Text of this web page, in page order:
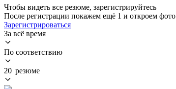
Чтобы видеть все резюме, зарегистрируйтесь
После регистрации покажем ещё 1 и откроем фото
Зарегистрироваться
За всё время
По соответствию
20 резюме